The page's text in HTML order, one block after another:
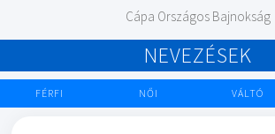
Cápa Országos Bajnokság
NEVEZÉSEK
FÉRFI NŐI VÁLTÓ